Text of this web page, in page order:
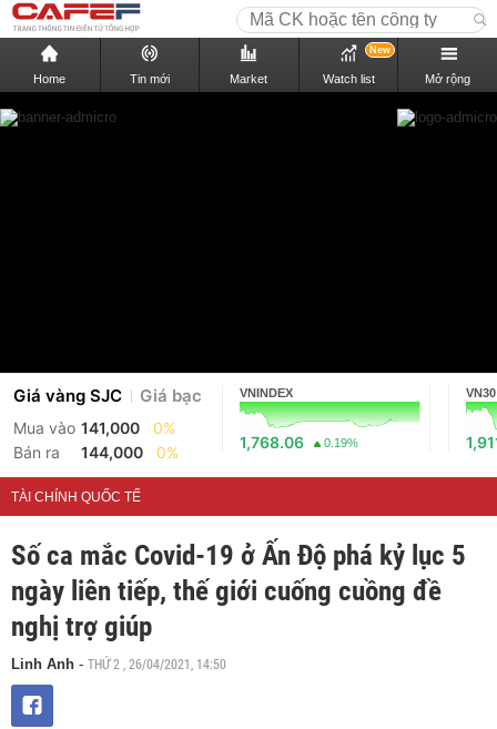
Home Tin mới Market Watch list
New
Mở rộng
Giá vàng SJC Giá bạc
Mua vào 141,000
0%
Bán ra
144,000 0%
VNINDEX
1,768.06 0.19%
VN30
TÀI CHÍNH QUỐC TẾ
Số ca mắc Covid-19 ở Ấn Độ phá kỷ lục 5
ngày liên tiếp, thế giới cuống cuồng đề
nghị trợ giúp
Linh Anh - THỨ 2 , 26/04/2021, 14:50